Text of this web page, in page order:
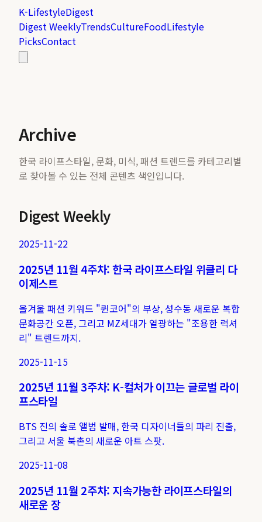
K-LifestyleDigest
Digest WeeklyTrendsCultureFoodLifestyle
PicksContact
Archive
한국 라이프스타일, 문화, 미식, 패션 트렌드를 카테고리별
로 찾아볼 수 있는 전체 콘텐츠 색인입니다.
Digest Weekly
2025-11-22
2025년 11월 4주차: 한국 라이프스타일 위클리 다
이제스트
올겨울 패션 키워드 "퀸코어"의 부상, 성수동 새로운 복합
문화공간 오픈, 그리고 MZ세대가 열광하는 "조용한 럭셔
리" 트렌드까지.
2025-11-15
2025년 11월 3주차: K-컬처가 이끄는 글로벌 라이
프스타일
BTS 진의 솔로 앨범 발매, 한국 디자이너들의 파리 진출,
그리고 서울 북촌의 새로운 아트 스팟.
2025-11-08
2025년 11월 2주차: 지속가능한 라이프스타일의
새로운 장